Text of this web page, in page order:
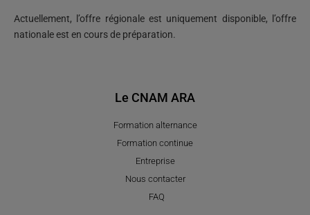
Actuellement, l’offre régionale est uniquement disponible, l’offre
nationale est en cours de préparation.
Le CNAM ARA
Formation alternance
Formation continue
Entreprise
Nous contacter
FAQ